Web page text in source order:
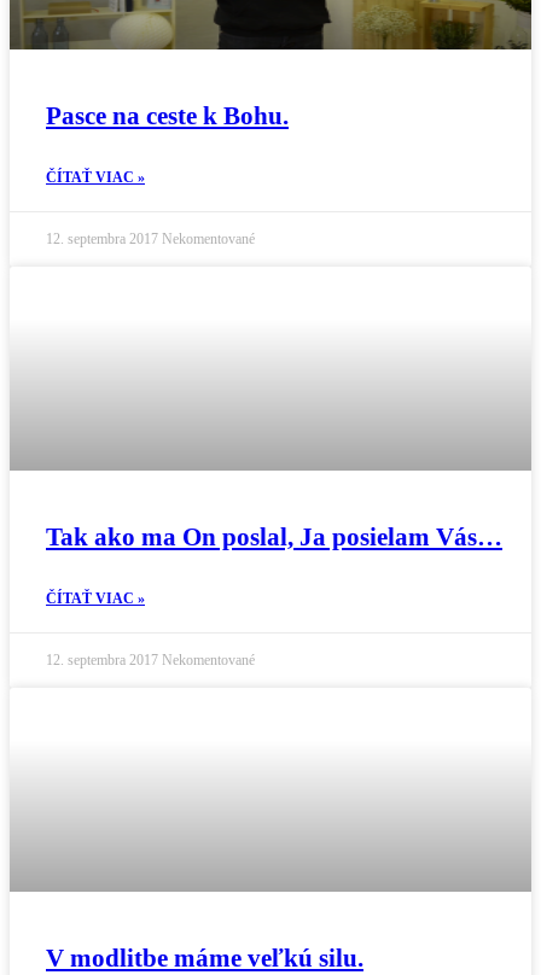
Pasce na ceste k Bohu.
ČÍTAŤ VIAC »
12. septembra 2017 Nekomentované
Tak ako ma On poslal, Ja posielam Vás…
ČÍTAŤ VIAC »
12. septembra 2017 Nekomentované
V modlitbe máme veľkú silu.